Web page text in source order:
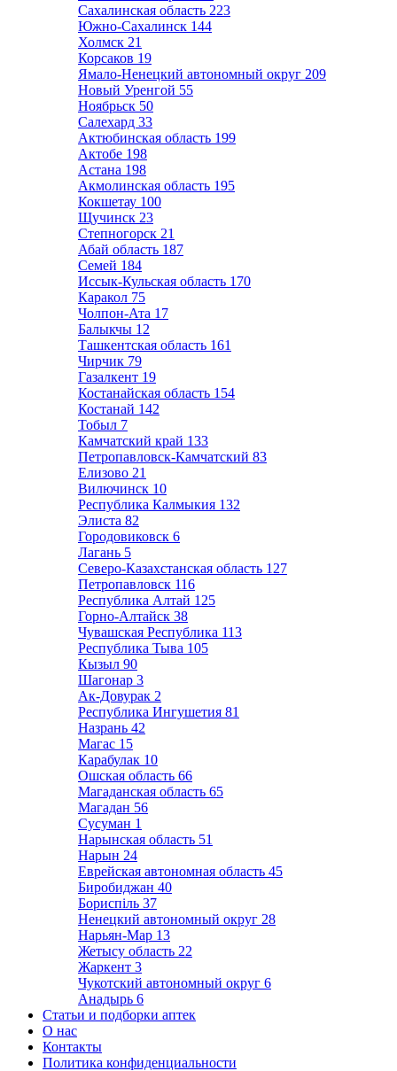
Сахалинская область 223
Южно-Сахалинск 144
Холмск 21
Корсаков 19
Ямало-Ненецкий автономный округ 209
Новый Уренгой 55
Ноябрьск 50
Салехард 33
Актюбинская область 199
Актобе 198
Астана 198
Акмолинская область 195
Кокшетау 100
Щучинск 23
Степногорск 21
Абай область 187
Семей 184
Иссык-Кульская область 170
Каракол 75
Чолпон-Ата 17
Балыкчы 12
Ташкентская область 161
Чирчик 79
Газалкент 19
Костанайская область 154
Костанай 142
Тобыл 7
Камчатский край 133
Петропавловск-Камчатский 83
Елизово 21
Вилючинск 10
Республика Калмыкия 132
Элиста 82
Городовиковск 6
Лагань 5
Северо-Казахстанская область 127
Петропавловск 116
Республика Алтай 125
Горно-Алтайск 38
Чувашская Республика 113
Республика Тыва 105
Кызыл 90
Шагонар 3
Ак-Довурак 2
Республика Ингушетия 81
Назрань 42
Магас 15
Карабулак 10
Ошская область 66
Магаданская область 65
Магадан 56
Сусуман 1
Нарынская область 51
Нарын 24
Еврейская автономная область 45
Биробиджан 40
Бориспіль 37
Ненецкий автономный округ 28
Нарьян-Мар 13
Жетысу область 22
Жаркент 3
Чукотский автономный округ 6
Анадырь 6
Статьи и подборки аптек
О нас
Контакты
Политика конфиденциальности